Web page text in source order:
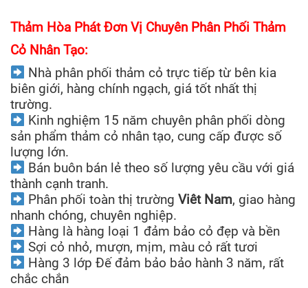
Thảm Hòa Phát Đơn Vị Chuyên Phân Phối Thảm
Cỏ Nhân Tạo:
Nhà phân phối thảm cỏ trực tiếp từ bên kia
biên giới, hàng chính ngạch, giá tốt nhất thị
trường.
Kinh nghiệm 15 năm chuyên phân phối dòng
sản phẩm thảm cỏ nhân tạo, cung cấp được số
lượng lớn.
Bán buôn bán lẻ theo số lượng yêu cầu với giá
thành cạnh tranh.
Phân phối toàn thị trườngViêt Nam, giao hàng
nhanh chóng, chuyên nghiệp.
Hàng là hàng loại 1 đảm bảo cỏ đẹp và bền
Sợi cỏ nhỏ, mượn, mịm, màu cỏ rất tươi
Hàng 3 lớp Đế đảm bảo bảo hành 3 năm, rất
chắc chắn